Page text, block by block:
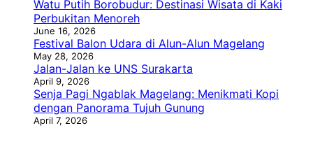
Watu Putih Borobudur: Destinasi Wisata di Kaki
Perbukitan Menoreh
June 16, 2026
Festival Balon Udara di Alun-Alun Magelang
May 28, 2026
Jalan-Jalan ke UNS Surakarta
April 9, 2026
Senja Pagi Ngablak Magelang: Menikmati Kopi
dengan Panorama Tujuh Gunung
April 7, 2026